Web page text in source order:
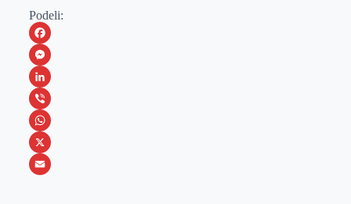
Podeli:
F
a
c
e
b
o
M
e
s
s
e
L
i
n
k
V
i
b
W
h
X